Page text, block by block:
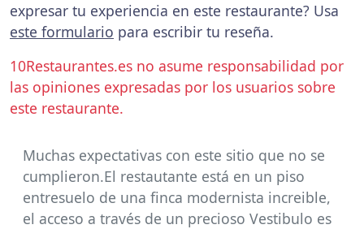
expresar tu experiencia en este restaurante? Usa
este formulario para escribir tu reseña.
10Restaurantes.es no asume responsabilidad por
las opiniones expresadas por los usuarios sobre
este restaurante.
Muchas expectativas con este sitio que no se
cumplieron.El restautante está en un piso
entresuelo de una finca modernista increible,
el acceso a través de un precioso Vestibulo es